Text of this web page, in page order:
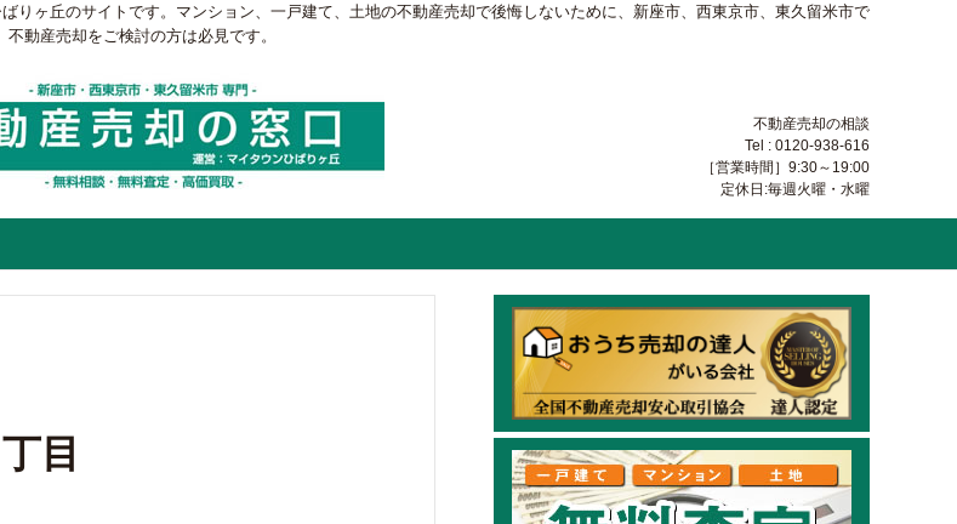
りヶ丘のサイトです。マンション、一戸建て、土地の不動産売却で後悔しないために、新座市、西東京市、東久留米市で
不動産売却をご検討の方は必見です。
不動産売却の相談
Tel : 0120-938-616
［営業時間］9:30～19:00
定休日:毎週火曜・水曜
目